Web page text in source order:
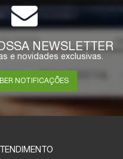
NEWSLETTER
e novidades exclusivas.
NOTIFICAÇÕES